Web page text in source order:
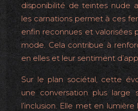
disponibilité de teintes nude
les carnations permet à ces
enfin reconnues et valorisées
mode. Cela contribue à
en elles et leur sentiment
Sur le plan sociétal, cette
une conversation plus large
l’inclusion. Elle met en